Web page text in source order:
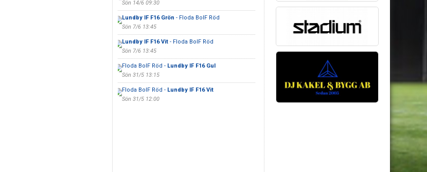
Sön 14/6 09:30
Lundby IF F16 Grön - Floda BoIF Röd
Sön 7/6 13:45
Lundby IF F16 Vit- Floda BoIF Röd
Sön 7/6 13:45
Floda BoIF Röd - Lundby IF F16 Gul
Sön 31/5 13:15
Floda BoIF Röd - Lundby IF F16 Vit
Sön 31/5 12:00